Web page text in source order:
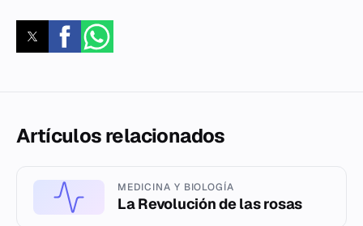
Artículos relacionados
MEDICINA Y BIOLOGÍA
La Revolución de las rosas